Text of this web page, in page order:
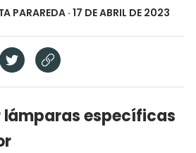
PARAREDA · 17 DE ABRIL DE 2023
lámparas específicas